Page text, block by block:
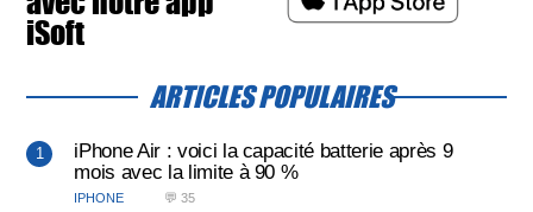
iSoft
ARTICLES POPULAIRES
iPhone Air : voici la capacité batterie après 9
mois avec la limite à 90 %
IPHONE 💬 35